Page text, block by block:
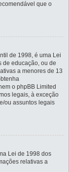
que o
de 1998, é uma Lei
de educação, ou de
a menores de 13
o phpBB Limited
legais, à exceção
ou assuntos legais
Lei de 1998 dos
relativas a